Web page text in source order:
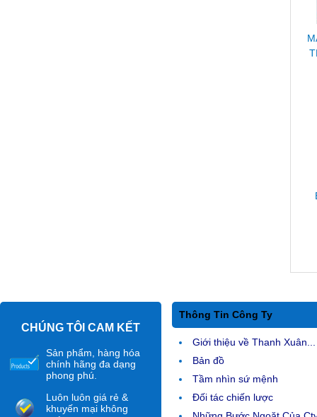
CHÚNG TÔI CAM KẾT
Sản phẩm, hàng hóa
chính hãng đa dạng
phong phú.
Luôn luôn giá rẻ &
khuyến mại không
Thông Tin Công Ty
Giới thiệu về Thanh Xuân...
Bản đồ
Tầm nhìn sứ mệnh
Đối tác chiến lược